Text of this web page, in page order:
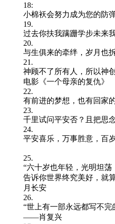
18:
小棉袄会努力成为您的防弹
19.
过去你扶我蹒跚学步未来
20.
与生俱来的牵绊，岁月也拆
21.
神顾不了所有人，所以神
电影《一个母亲的复仇》
22.
有前进的梦想，也有回家的
23.
千里试问平安否？且把思
24.
平安喜乐，万事胜意，百
25.
“六十岁也年轻，光明坦
告诉你世界终究美好，就
月长安
26.
“世上有一部永远都写不完
——肖复兴